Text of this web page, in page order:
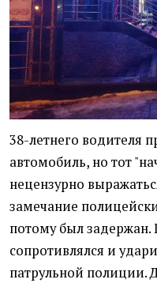
38-летнего водителя
автомобиль, но тот
нецензурно
замечание
потому был
сопротивлялся и
патрульной полиции.